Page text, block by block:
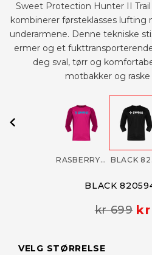
Sweet Protection Hunter II
kombinerer førsteklasses lufting
underarmene. Denne tekniske
ermer og et
deg sval, tørr og
motbakker og
RASBERRY RADIANCE 820594-57700
BLACK
kr 699
VELG STØRRELSE